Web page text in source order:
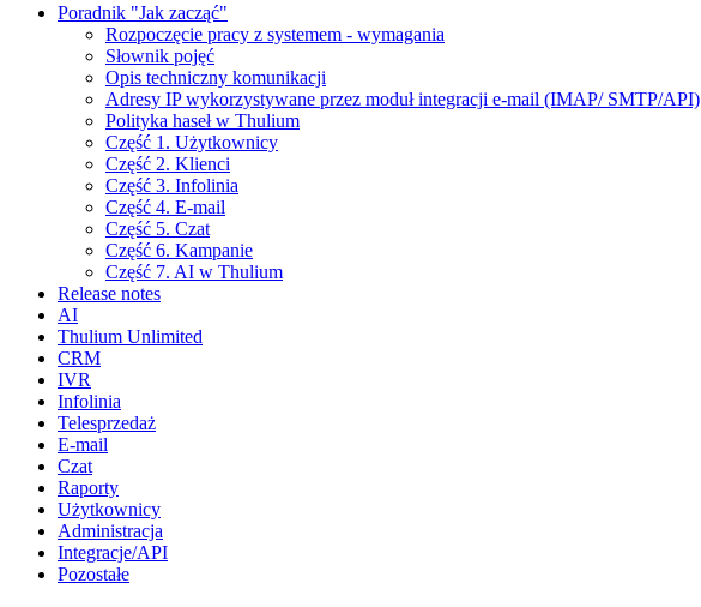
Poradnik "Jak zacząć"
Rozpoczęcie pracy z systemem - wymagania
Słownik pojęć
Opis techniczny komunikacji
Adresy IP wykorzystywane przez moduł integracji e-mail (IMAP/ SMTP/API)
Polityka haseł w Thulium
Część 1. Użytkownicy
Część 2. Klienci
Część 3. Infolinia
Część 4. E-mail
Część 5. Czat
Część 6. Kampanie
Część 7. AI w Thulium
Release notes
AI
Thulium Unlimited
CRM
IVR
Infolinia
Telesprzedaż
E-mail
Czat
Raporty
Użytkownicy
Administracja
Integracje/API
Pozostałe